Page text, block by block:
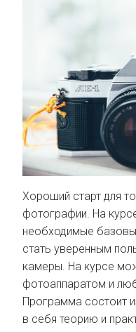
Хороший старт для
фотографии. На
необходимые
стать уверенным
камеры. На курсе
фотоаппаратом и
Программа состоит
в себя теорию и